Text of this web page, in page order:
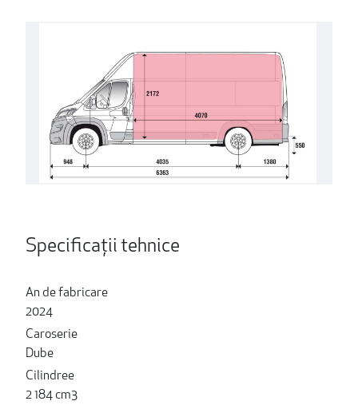
Specificații tehnice
An de fabricare
2024
Caroserie
Dube
Cilindree
2 184 cm3